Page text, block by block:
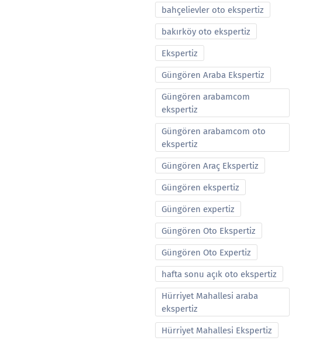
bahçelievler oto ekspertiz
bakırköy oto ekspertiz
Ekspertiz
Güngören Araba Ekspertiz
Güngören arabamcom
ekspertiz
Güngören arabamcom oto
ekspertiz
Güngören Araç Ekspertiz
Güngören ekspertiz
Güngören expertiz
Güngören Oto Ekspertiz
Güngören Oto Expertiz
hafta sonu açık oto ekspertiz
Hürriyet Mahallesi araba
ekspertiz
Hürriyet Mahallesi Ekspertiz